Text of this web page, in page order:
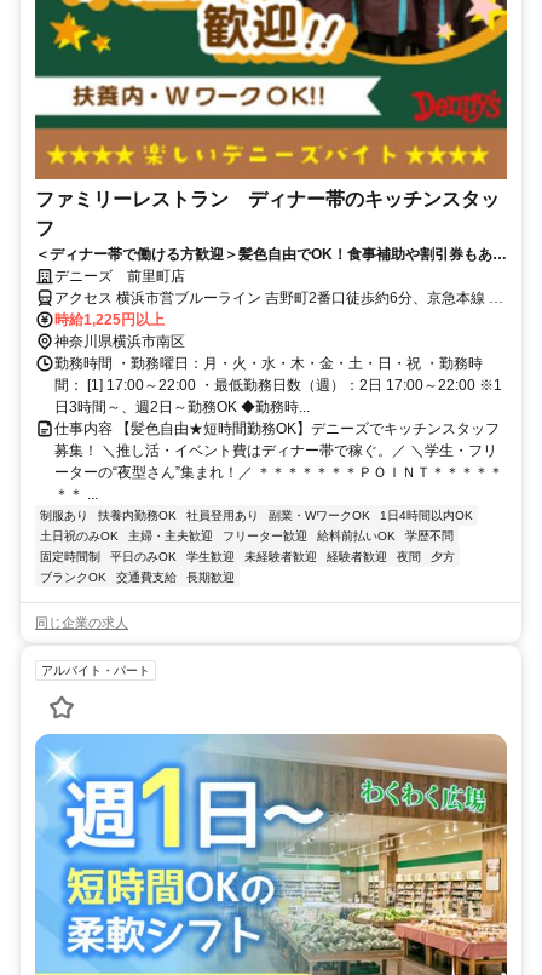
ファミリーレストラン ディナー帯のキッチンスタッ
フ
＜ディナー帯で働ける方歓迎＞髪色自由でOK！食事補助や割引券もあっ
て、夜ごはんどきにうれしいバイトです◎
デニーズ 前里町店
アクセス 横浜市営ブルーライン 吉野町2番口徒歩約6分、京急本線 南
太田徒歩約6分、京急本線 黄金町徒歩約7分 南太田駅・吉野町駅より
徒歩5分
時給1,225円以上
神奈川県横浜市南区
勤務時間 ・勤務曜日：月・火・水・木・金・土・日・祝 ・勤務時
間： [1] 17:00～22:00 ・最低勤務日数（週）：2日 17:00～22:00 ※1
日3時間～、週2日～勤務OK ◆勤務時...
仕事内容 【髪色自由★短時間勤務OK】デニーズでキッチンスタッフ
募集！ ＼推し活・イベント費はディナー帯で稼ぐ。／ ＼学生・フリ
ーターの“夜型さん”集まれ！／ ＊＊＊＊＊＊＊ＰＯＩＮＴ＊＊＊＊＊
＊＊ ...
制服あり 扶養内勤務OK 社員登用あり 副業・WワークOK
1日4時間以内OK
土日祝のみOK
主婦・主夫歓迎 フリーター歓迎 給料前払いOK
学歴不問
固定時間制
平日のみOK 学生歓迎 未経験者歓迎 経験者歓迎 夜間
夕方
ブランクOK
交通費支給 長期歓迎
同じ企業の求人
アルバイト・パート